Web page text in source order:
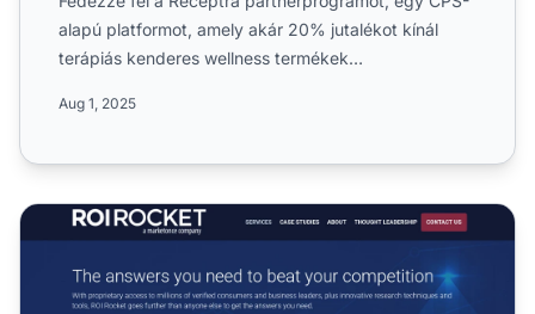
alapú platformot, amely akár 20% jutalékot kínál
terápiás kenderes wellness termékek
Aug 1, 2025
ROIRocket Partnerprogram